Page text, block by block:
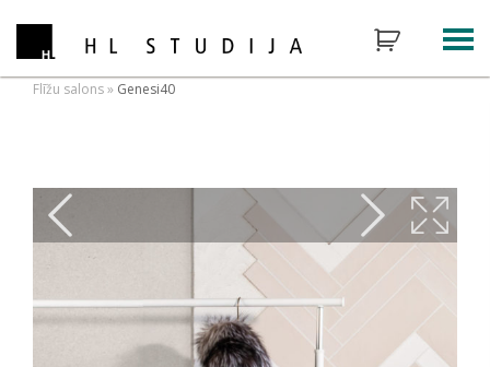
Flīžu salons» Genesi40